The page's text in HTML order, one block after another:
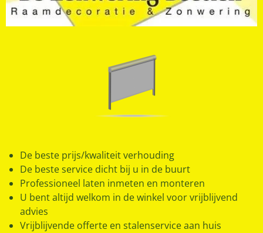
De beste prijs/kwaliteit verhouding
De beste service dicht bij u in de buurt
Professioneel laten inmeten en monteren
U bent altijd welkom in de winkel voor vrijblijvend
advies
Vrijblijvende offerte en stalenservice aan huis